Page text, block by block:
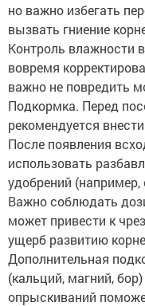
но важно избегать
вызвать гниение
Контроль влажности
вовремя
важно не повредить
Подкормка. Перед
рекомендуется
После появления
использовать
удобрений
Важно соблюдать
может привести к
ущерб развитию
Дополнительная
(кальций, магний,
опрыскиваний